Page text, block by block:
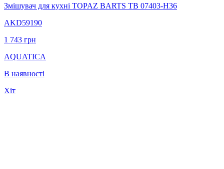
Змішувач для кухні TOPAZ BARTS TB 07403-H36
AKD59190
1 743 грн
AQUATICA
В наявності
Хіт